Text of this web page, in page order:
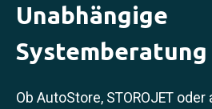
Unabhängige
Systemberatung
Ob AutoStore, STOROJET